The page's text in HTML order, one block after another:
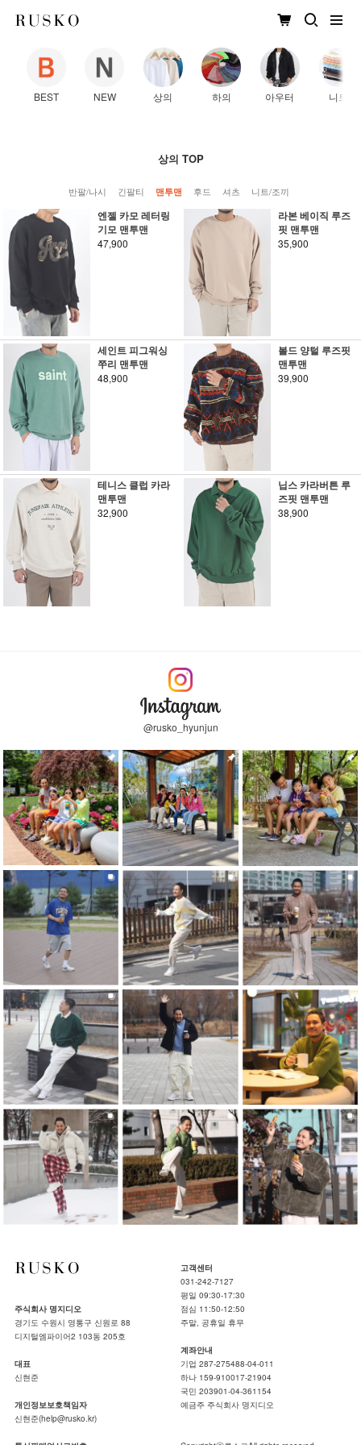
BEST NEW 상의 하의 아우터 니트
상의 TOP
반팔/나시 긴팔티 맨투맨 후드 셔츠 니트/조끼
엔젤 카모 레터링
기모 맨투맨
47,900
라본 베이직 루즈
핏 맨투맨
35,900
세인트 피그워싱
쭈리 맨투맨
48,900
볼드 양털 루즈핏
맨투맨
39,900
테니스 클럽 카라
맨투맨
32,900
닙스 카라버튼 루
즈핏 맨투맨
38,900
@rusko_hyunjun
주식회사 명지디오
경기도 수원시 영통구 신원로 88
디지털엠파이어2 103동 205호
대표
신현준
개인정보보호책임자
신현준(help@rusko.kr)
고객센터
031-242-7127
평일 09:30-17:30
점심 11:50-12:50
주말, 공휴일 휴무
계좌안내
기업 287-275488-04-011
하나 159-910017-21904
국민 203901-04-361154
예금주 주식회사 명지디오